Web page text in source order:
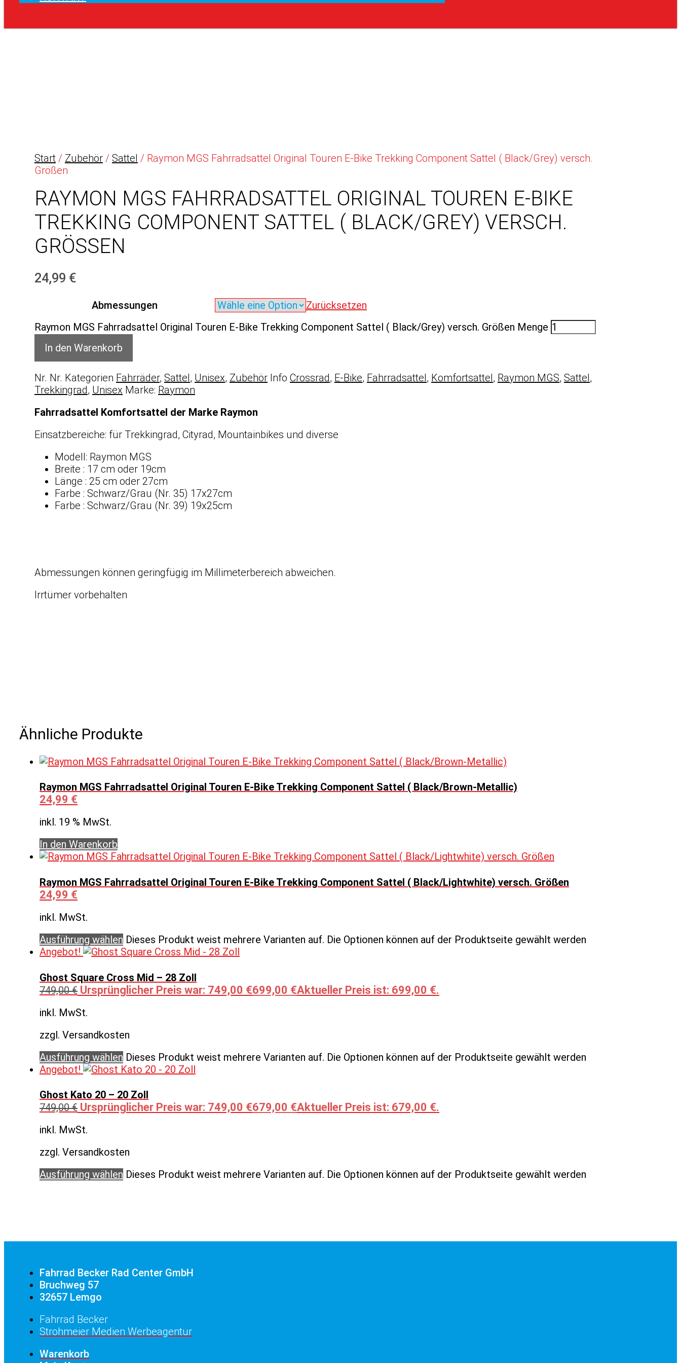
Start / Zubehör / Sattel / Raymon MGS Fahrradsattel Original Touren E-Bike Trekking Component Sattel ( Black/Grey) versch.
Größen
RAYMON MGS FAHRRADSATTEL ORIGINAL TOUREN E-BIKE
TREKKING COMPONENT SATTEL ( BLACK/GREY) VERSCH.
GRÖSSEN
24,99 €
Abmessungen
Zurücksetzen
Raymon MGS Fahrradsattel Original Touren E-Bike Trekking Component Sattel ( Black/Grey) versch. Größen Menge
In den Warenkorb
Nr. Nr. Kategorien Fahrräder, Sattel, Unisex, Zubehör Info Crossrad, E-Bike, Fahrradsattel, Komfortsattel, Raymon MGS, Sattel,
Trekkingrad, Unisex Marke: Raymon
Fahrradsattel Komfortsattel der Marke Raymon
Einsatzbereiche: für Trekkingrad, Cityrad, Mountainbikes und diverse
Modell: Raymon MGS
Breite : 17 cm oder 19cm
Länge : 25 cm oder 27cm
Farbe : Schwarz/Grau (Nr. 35) 17x27cm
Farbe : Schwarz/Grau (Nr. 39) 19x25cm
Abmessungen können geringfügig im Millimeterbereich abweichen.
Irrtümer vorbehalten
Ähnliche Produkte
Raymon MGS Fahrradsattel Original Touren E-Bike Trekking Component Sattel ( Black/Brown-Metallic)
24,99 €
inkl. 19 % MwSt.
In den Warenkorb
Raymon MGS Fahrradsattel Original Touren E-Bike Trekking Component Sattel ( Black/Lightwhite) versch. Größen
24,99 €
inkl. MwSt.
Ausführung wählen Dieses Produkt weist mehrere Varianten auf. Die Optionen können auf der Produktseite gewählt werden
Angebot!
Ghost Square Cross Mid – 28 Zoll
749,00€ Ursprünglicher Preis war: 749,00 €699,00 €Aktueller Preis ist: 699,00 €.
inkl. MwSt.
zzgl. Versandkosten
Ausführung wählen Dieses Produkt weist mehrere Varianten auf. Die Optionen können auf der Produktseite gewählt werden
Angebot!
Ghost Kato 20 – 20 Zoll
749,00€ Ursprünglicher Preis war: 749,00 €679,00 €Aktueller Preis ist: 679,00 €.
inkl. MwSt.
zzgl. Versandkosten
Ausführung wählen Dieses Produkt weist mehrere Varianten auf. Die Optionen können auf der Produktseite gewählt werden
Fahrrad Becker Rad Center GmbH
Bruchweg 57
32657 Lemgo
Fahrrad Becker
Strohmeier Medien Werbeagentur
Warenkorb